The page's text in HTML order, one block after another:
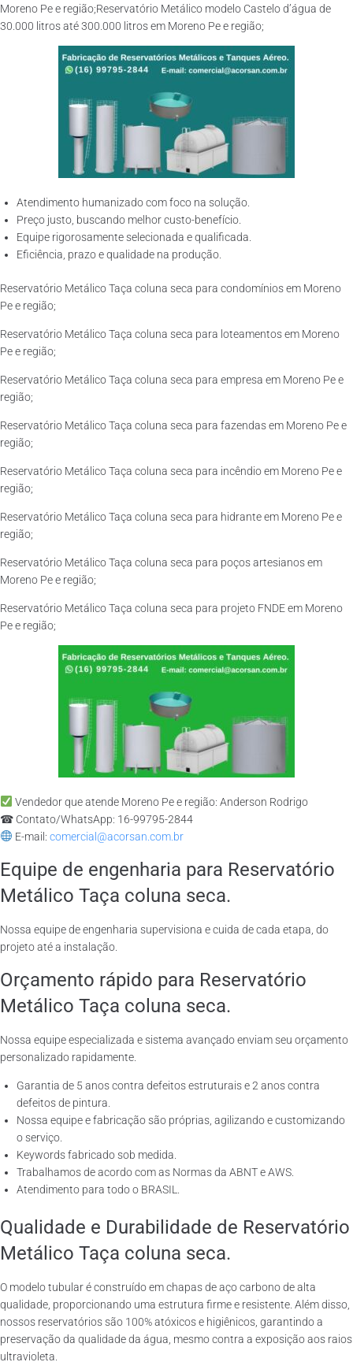
Moreno Pe e região;Reservatório Metálico modelo Castelo d’água de
30.000 litros até 300.000 litros em Moreno Pe e região;
Atendimento humanizado com foco na solução.
Preço justo, buscando melhor custo-benefício.
Equipe rigorosamente selecionada e qualificada.
Eficiência, prazo e qualidade na produção.
Reservatório Metálico Taça coluna seca para condomínios em Moreno
Pe e região;
Reservatório Metálico Taça coluna seca para loteamentos em Moreno
Pe e região;
Reservatório Metálico Taça coluna seca para empresa em Moreno Pe e
região;
Reservatório Metálico Taça coluna seca para fazendas em Moreno Pe e
região;
Reservatório Metálico Taça coluna seca para incêndio em Moreno Pe e
região;
Reservatório Metálico Taça coluna seca para hidrante em Moreno Pe e
região;
Reservatório Metálico Taça coluna seca para poços artesianos em
Moreno Pe e região;
Reservatório Metálico Taça coluna seca para projeto FNDE em Moreno
Pe e região;
Vendedor que atende Moreno Pe e região: Anderson Rodrigo
☎ Contato/WhatsApp: 16-99795-2844
E-mail: comercial@acorsan.com.br
Equipe de engenharia para Reservatório
Metálico Taça coluna seca.
Nossa equipe de engenharia supervisiona e cuida de cada etapa, do
projeto até a instalação.
Orçamento rápido para Reservatório
Metálico Taça coluna seca.
Nossa equipe especializada e sistema avançado enviam seu orçamento
personalizado rapidamente.
Garantia de 5 anos contra defeitos estruturais e 2 anos contra
defeitos de pintura.
Nossa equipe e fabricação são próprias, agilizando e customizando
o serviço.
Keywords fabricado sob medida.
Trabalhamos de acordo com as Normas da ABNT e AWS.
Atendimento para todo o BRASIL.
Qualidade e Durabilidade de Reservatório
Metálico Taça coluna seca.
O modelo tubular é construído em chapas de aço carbono de alta
qualidade, proporcionando uma estrutura firme e resistente. Além disso,
nossos reservatórios são 100% atóxicos e higiênicos, garantindo a
preservação da qualidade da água, mesmo contra a exposição aos raios
ultravioleta.